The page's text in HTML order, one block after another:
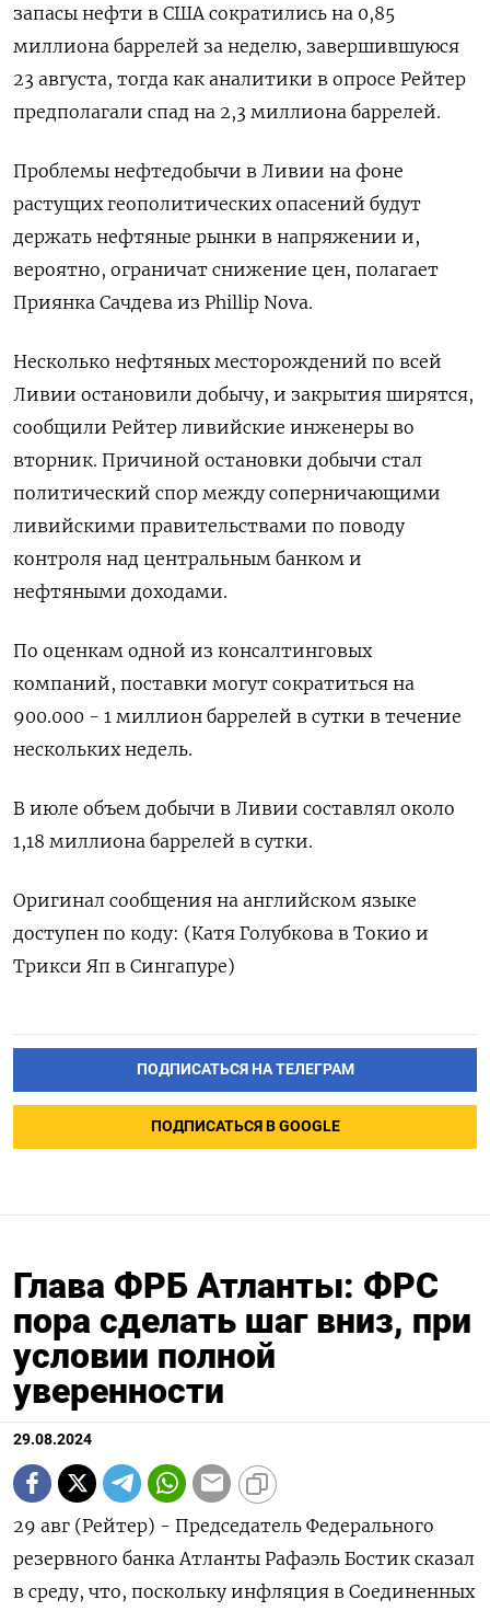
запасы нефти в США сократились на 0,85
миллиона баррелей за неделю, завершившуюся
23 августа, тогда как аналитики в опросе Рейтер
предполагали спад на 2,3 миллиона баррелей.
Проблемы нефтедобычи в Ливии на фоне
растущих геополитических опасений будут
держать нефтяные рынки в напряжении и,
вероятно, ограничат снижение цен, полагает
Приянка Сачдева из Phillip Nova.
Несколько нефтяных месторождений по всей
Ливии остановили добычу, и закрытия ширятся,
сообщили Рейтер ливийские инженеры во
вторник. Причиной остановки добычи стал
политический спор между соперничающими
ливийскими правительствами по поводу
контроля над центральным банком и
нефтяными доходами.
По оценкам одной из консалтинговых
компаний, поставки могут сократиться на
900.000 - 1 миллион баррелей в сутки в течение
нескольких недель.
В июле объем добычи в Ливии составлял около
1,18 миллиона баррелей в сутки.
Оригинал сообщения на английском языке
доступен по коду: (Катя Голубкова в Токио и
Трикси Яп в Сингапуре)
ПОДПИСАТЬСЯ НА ТЕЛЕГРАМ
ПОДПИСАТЬСЯ В GOOGLE
Глава ФРБ Атланты: ФРС
пора сделать шаг вниз, при
условии полной
уверенности
29.08.2024
29 авг (Рейтер) - Председатель Федерального
резервного банка Атланты Рафаэль Бостик сказал
в среду, что, поскольку инфляция в Соединенных